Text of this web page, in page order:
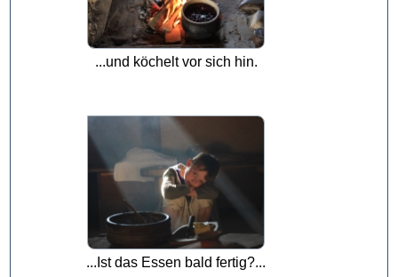
...und köchelt vor sich hin.
...Ist das Essen bald fertig?...